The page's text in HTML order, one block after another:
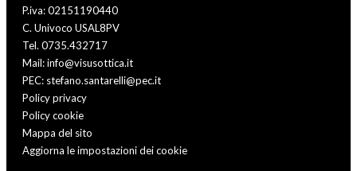
P.iva: 02151190440
C. Univoco USAL8PV
Tel. 0735.432717
Mail: info@visusottica.it
PEC: stefano.santarelli@pec.it
Policy privacy
Policy cookie
Mappa del sito
Aggiorna le impostazioni dei cookie